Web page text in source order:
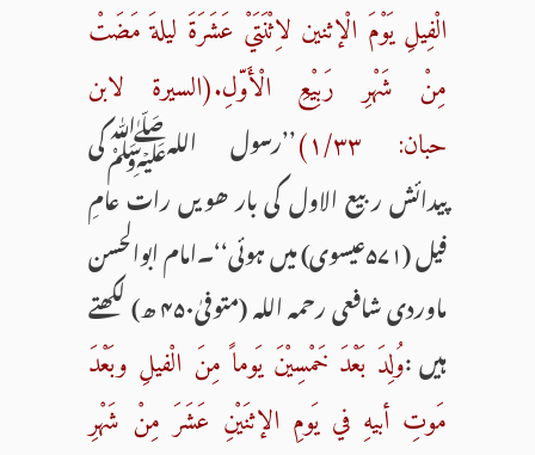
الْفِیلِ یَوْمَ الْإثنین لاِثْنَتَيْ عَشَرَةَ لیلةَ مَضَتْ
مِنْ شَهْرِ رَبِیْعِ الْأَوّلِ.(السیرة لابن
حبان: ۱/۳۳)
’’رسول اللہﷺکی
پیدائش ربیع الاول کی بار ھویں رات عامِ
فیل (۵۷۱عیسوی) میں ہوئی‘‘۔امام ابوالحسن
ماوردی شافعی رحمہ اللہ (متوفیٰ۴۵۰ ھ) لکھتے
ہیں :وُلِدَ بَعْدَ خَمْسِیْنَ یَوماً مِنَ الْفیلِ وبَعْدَ
مَوتِ أبیهِ في یَومِ الإثنَیْنِ عَشَرَ مِنْ شَهْرِ